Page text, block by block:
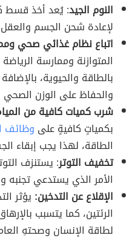
النوم الجيد: يُعد أخذ قسط
لإعادة شحن الجسم والعقل
اتباع نظام غذائي صحي
المتوازنة وممارسة
بالطاقة والحيوية،
والحفاظ على الوزن
شرب كميات كافية من
بكمياتٍ كافيةٍ على وظائف
الطاقة، لهذا يجب إبقاء
تخفيف التوتر: يستنزف
الأمر الذي يستدعي تجنبه
الإقلاع عن التدخين: يؤثر
الرئتين، كما يتسبب
لطاقة الإنسان وصحتهِ